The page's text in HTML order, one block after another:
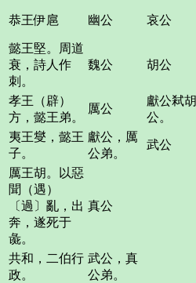
恭王伊扈 幽公 哀公
懿王堅。周道
衰，詩人作
刺。
魏公 胡公
孝王（辟）
方，懿王弟。
厲公
獻公弒胡
公。
夷王燮，懿王
子。
獻公，厲
公弟。
武公
厲王胡。以惡
聞（遇）
〔過〕亂，出
奔，遂死于
彘。
真公
共和，二伯行
政。
武公，真
公弟。